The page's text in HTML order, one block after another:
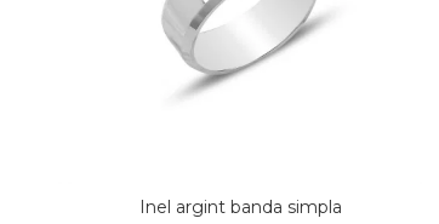
Inel argint banda simpla